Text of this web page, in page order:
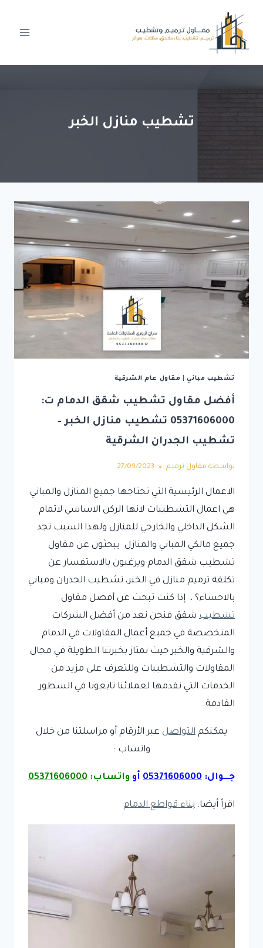
المحتوى
تشطيب منازل الخبر
تشطيب مباني| مقاول عام الشرقية
أفضل مقاول تشطيب شقق الدمام ت:
05371606000 تشطيب منازل الخبر –
تشطيب الجدران الشرقية
بواسطة مقاول ترميم 27/09/2023
الاعمال الرئيسية التي تحتاجها جميع المنازل والمباني
هي اعمال التشطيبات لانها الركن الاساسي لاتمام
الشكل الداخلي والخارجي للمنازل ولهذا السبب تجد
جميع مالكي المباني والمنازل يبحثون عن مقاول
تشطيب شقق الدمام ويرغبون بالاستفسار عن
تكلفة ترميم منازل في الخبر، تشطيب الجدران ومباني
بالاحساء؟ ، إذا كنت تبحث عن أفضل مقاول
تشطيب شقق فنحن نعد من أفضل الشركات
المتخصصة في جميع أعمال المقاولات في الدمام
والشرقية والخبر حيث نمتاز بخبرتنا الطويلة في مجال
المقاولات والتشطيبات وللتعرف على مزيد من
الخدمات التي نقدمها لعملائنا تابعونا في السطور
القادمة.
يمكنكم التواصل عبر الأرقام أو مراسلتنا من خلال
واتساب :
جـــوال: 05371606000 أو واتساب: 05371606000
اقرأ أيضا: بناء قواطع الدمام